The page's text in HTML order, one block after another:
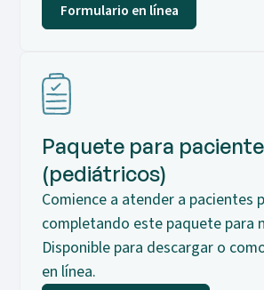
Formulario en línea
Paquete para
(pediátricos)
Comience a atender a pacientes
completando este paquete para
Disponible para descargar o
en línea.